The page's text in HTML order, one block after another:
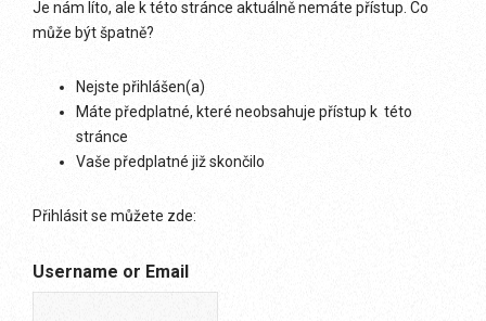
Je nám líto, ale k této stránce aktuálně nemáte přístup. Co
může být špatně?
Nejste přihlášen(a)
Máte předplatné, které neobsahuje přístup k této
stránce
Vaše předplatné již skončilo
Přihlásit se můžete zde:
Username or Email